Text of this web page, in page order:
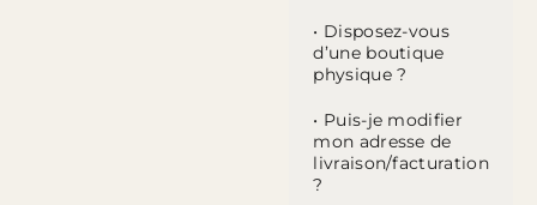
• Disposez-vous
d’une boutique
physique ?
• Puis-je modifier
mon adresse de
livraison/facturation
?